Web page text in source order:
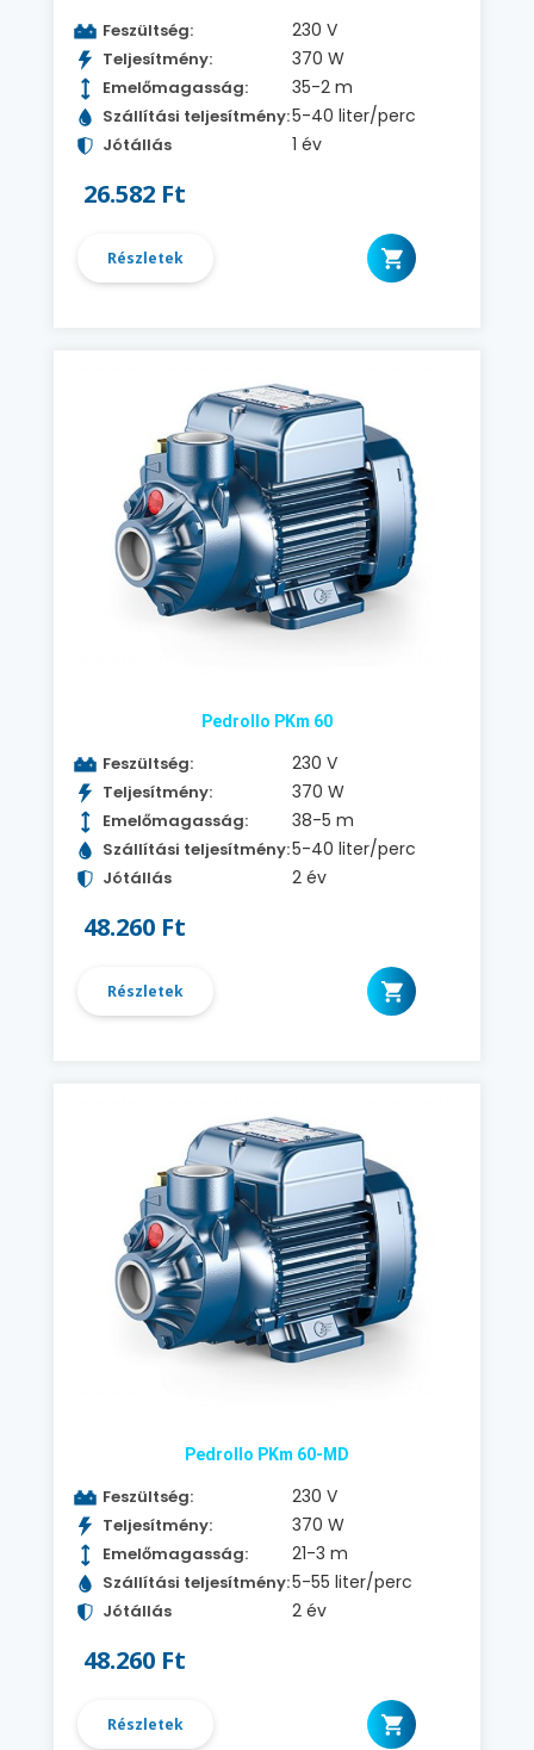
Feszültség: 230 V
Teljesítmény: 370 W
Emelőmagasság: 35-2 m
Szállítási teljesítmény:5-40 liter/perc
Jótállás 1 év
26.582 Ft
Részletek
Pedrollo PKm 60
Feszültség: 230 V
Teljesítmény: 370 W
Emelőmagasság: 38-5 m
Szállítási teljesítmény:5-40 liter/perc
Jótállás 2 év
48.260 Ft
Részletek
Pedrollo PKm 60-MD
Feszültség: 230 V
Teljesítmény: 370 W
Emelőmagasság: 21-3 m
Szállítási teljesítmény:5-55 liter/perc
Jótállás 2 év
48.260 Ft
Részletek